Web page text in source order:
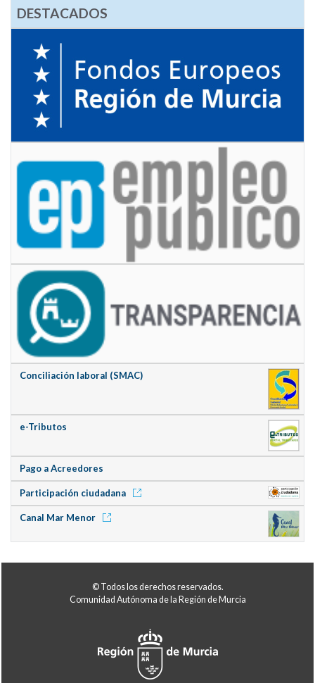
DESTACADOS
Conciliación laboral (SMAC)
e-Tributos
Pago a Acreedores
Participación ciudadana
Canal Mar Menor
© Todos los derechos reservados.
Comunidad Autónoma de la Región de Murcia